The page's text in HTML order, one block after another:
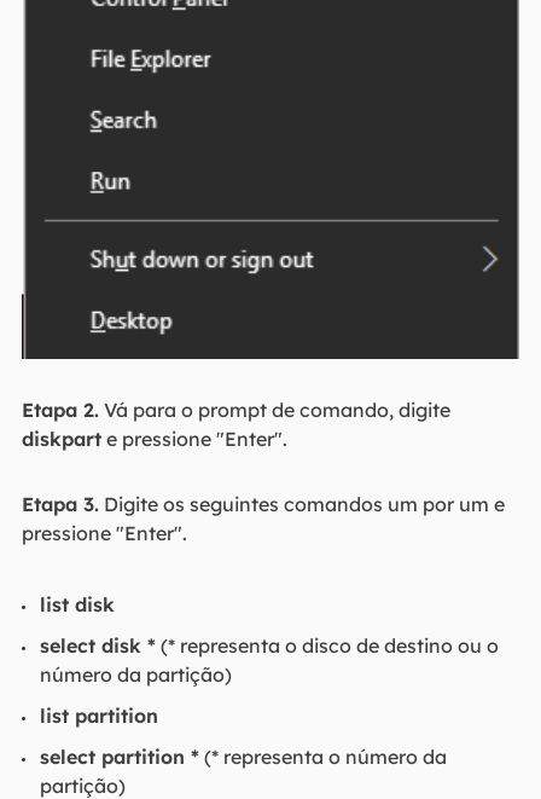
Etapa 2.Vá para o prompt de comando, digite
diskparte pressione "Enter".
Etapa 3.Digite os seguintes comandos um por um e
pressione "Enter".
list disk
select disk *(* representa o disco de destino ou o
número da partição)
list partition
select partition *(* representa o número da
partição)